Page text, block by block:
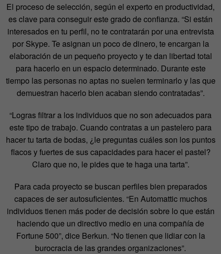
El proceso de selección, según el experto en productividad,
es clave para conseguir este grado de confianza. “Si están
interesados en tu perfil, no te contratarán por una entrevista
por Skype. Te asignan un poco de dinero, te encargan la
elaboración de un pequeño proyecto y te dan libertad total
para hacerlo en un espacio determinado. Durante este
tiempo las personas no aptas no suelen terminarlo y las que
demuestran hacerlo bien acaban siendo contratadas”.
“Logras filtrar a los individuos que no son adecuados para
este tipo de trabajo. Cuando contratas a un pastelero para
hacer tu tarta de bodas, ¿le preguntas cuáles son los puntos
flacos y fuertes de sus capacidades para hacer el pastel?
Claro que no, le pides que te haga una tarta”.
Para cada proyecto se buscan perfiles bien preparados
capaces de ser autosuficientes. “En Automattic muchos
individuos tienen más poder de decisión sobre lo que están
haciendo que un directivo medio en una compañía de
Fortune 500”, dice Berkun. “No tienen que lidiar con la
burocracia de las grandes organizaciones”.